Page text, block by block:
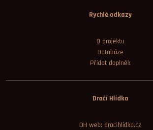
Rychlé odkazy
O projektu
Databáze
Přidat doplněk
Dračí Hlídka
DH web: dracihlidka.cz